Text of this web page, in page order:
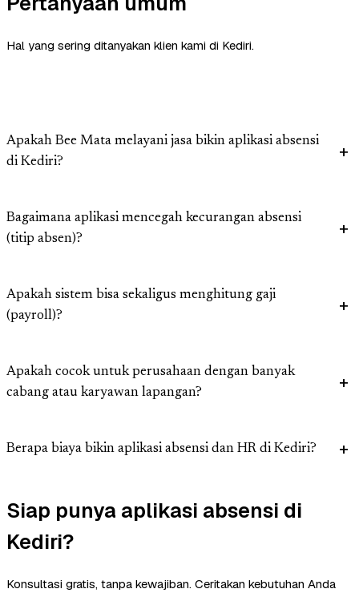
Hal yang sering ditanyakan klien kami di Kediri.
Apakah Bee Mata melayani jasa bikin aplikasi absensi
di Kediri?
Bagaimana aplikasi mencegah kecurangan absensi
(titip absen)?
Apakah sistem bisa sekaligus menghitung gaji
(payroll)?
Apakah cocok untuk perusahaan dengan banyak
cabang atau karyawan lapangan?
Berapa biaya bikin aplikasi absensi dan HR di Kediri?
Siap punya aplikasi absensi di
Kediri?
Konsultasi gratis, tanpa kewajiban. Ceritakan kebutuhan Anda